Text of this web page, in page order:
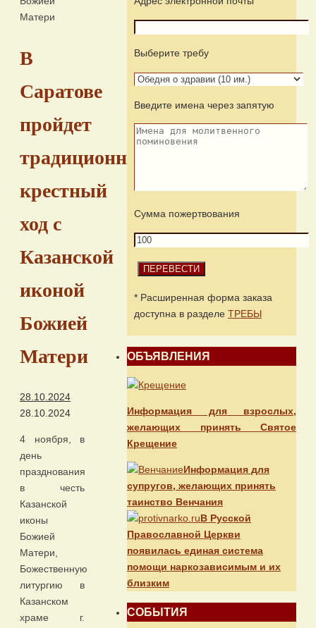
Матери
В
Саратове
пройдет
традиционный
крестный
ход с
Казанской
иконой
Божией
Матери
28.10.2024
28.10.2024
4 ноября, в
день
празднования
в честь
Казанской
иконы
Божией
Матери,
Божественную
литургию в
Казанском
храме г.
Выберите требу
Введите имена через запятую
Сумма пожертвования
* Расширенная форма заказа
доступна в разделе ТРЕБЫ
ОБЪЯВЛЕНИЯ
Информация для взрослых,
желающих принять Святое
Крещение
Информация для
супругов, желающих принять
таинство Венчания
В Русской
Православной Церкви
появилась единая система
помощи наркозависимым и их
близким
СОБЫТИЯ